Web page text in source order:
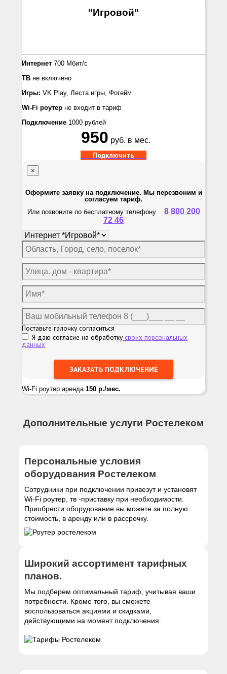
"Игровой"
Интернет 700 Мбит/с
ТВ не включено
Игры: VK Play, Лeста игры, Фогейм
Wi-Fi роутер не входит в тариф
Подключение 1000 рублей
950 руб. в мес.
Подключить
×
Оформите заявку на подключение. Мы перезвоним и
согласуем тариф.
Или позвоните по бесплатному телефону 8 800 200
72 46
Поставьте галочку согласиться
Я даю согласие на обработку своих персональных
данных
Wi-Fi роутер аренда 150 р./мес.
Дополнительные услуги Ростелеком
Персональные условия
оборудования Ростелеком
Сотрудники при подключении привезут и установят
Wi-Fi роутер, тв -приставку при необходимости.
Приобрести оборудование вы можете за полную
стоимость, в аренду или в рассрочку.
Широкий ассортимент тарифных
планов.
Мы подберем оптимальный тариф, учитывая ваши
потребности. Кроме того, вы сможете
воспользоваться акциями и скидками,
действующими на момент подключения.